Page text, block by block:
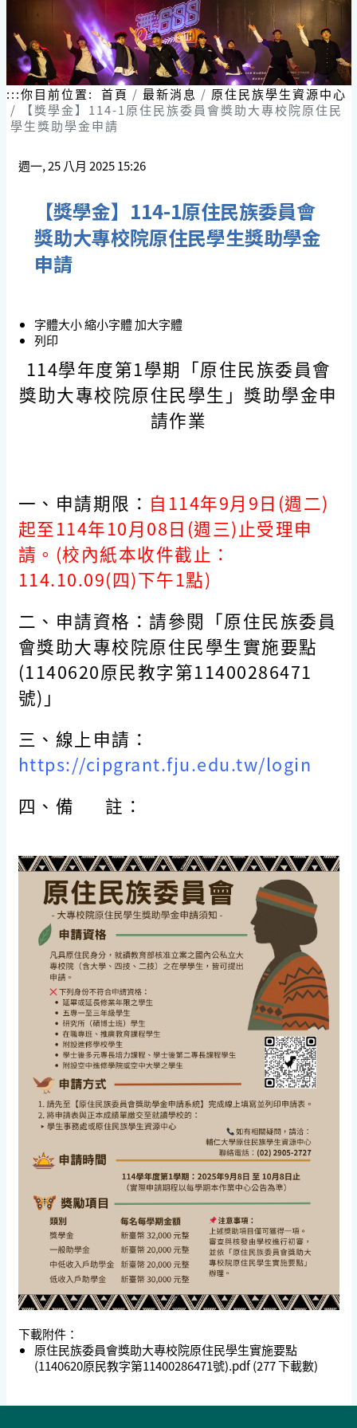
:::你目前位置: 首頁 最新消息
原住民族學生資源中心
【獎學金】114-1原住民族委員會獎助大專校院原住民
學生獎助學金申請
週一, 25 八月 2025 15:26
【獎學金】114-1原住民族委員會
獎助大專校院原住民學生獎助學金
申請
字體大小縮小字體加大字體
列印
114學年度第1學期「原住民族委員會
獎助大專校院原住民學生」獎助學金申
請作業
一、申請期限： 自114年9月9日(週二)
起至114年10月08日(週三)止受理申
請。(校內紙本收件截止：
114.10.09(四)下午1點)
二、申請資格：請參閱「原住民族委員
會獎助大專校院原住民學生實施要點
(1140620原民教字第11400286471
號)」
三、線上 申請：
https://cipgrant.fju.edu.tw/login
四、備 註：
下載附件：
原住民族委員會獎助大專校院原住民學生實施要點
(1140620原民教字第11400286471號).pdf (277 下載數)